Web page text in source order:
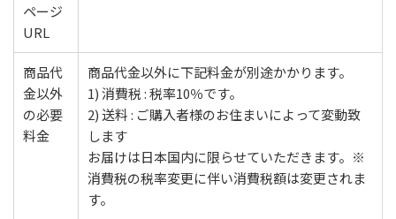
ページ
URL
商品代
金以外
の必要
料金
商品代金以外に下記料金が別途かかります。
1) 消費税 : 税率10％です。
2) 送料 : ご購入者様のお住まいによって変動致
します
お届けは日本国内に限らせていただきます。※
消費税の税率変更に伴い消費税額は変更されま
す。